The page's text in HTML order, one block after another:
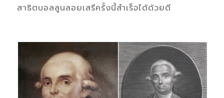
สาธิตบอลลูนลอยเสรีครั้งนี้สำเร็จได้ด้วยดี